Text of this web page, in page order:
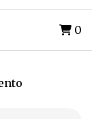
0